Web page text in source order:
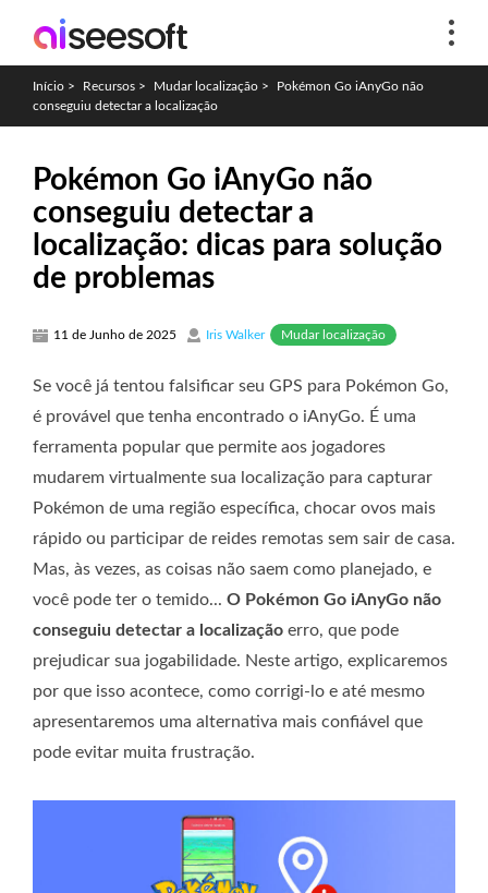
Início > Recursos > Mudar localização >
Pokémon Go iAnyGo não
conseguiu detectar a localização
Pokémon Go iAnyGo não
conseguiu detectar a
localização: dicas para solução
de problemas
11 de Junho de 2025 Iris Walker Mudar localização
Se você já tentou falsificar seu GPS para Pokémon Go,
é provável que tenha encontrado o iAnyGo. É uma
ferramenta popular que permite aos jogadores
mudarem virtualmente sua localização para capturar
Pokémon de uma região específica, chocar ovos mais
rápido ou participar de reides remotas sem sair de casa.
Mas, às vezes, as coisas não saem como planejado, e
você pode ter o temido... O Pokémon Go iAnyGo não
conseguiu detectar a localização erro, que pode
prejudicar sua jogabilidade. Neste artigo, explicaremos
por que isso acontece, como corrigi-lo e até mesmo
apresentaremos uma alternativa mais confiável que
pode evitar muita frustração.